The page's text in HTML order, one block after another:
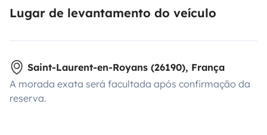
Lugar de levantamento do veículo
Saint-Laurent-en-Royans (26190), França
A morada exata será facultada após confirmação da
reserva.